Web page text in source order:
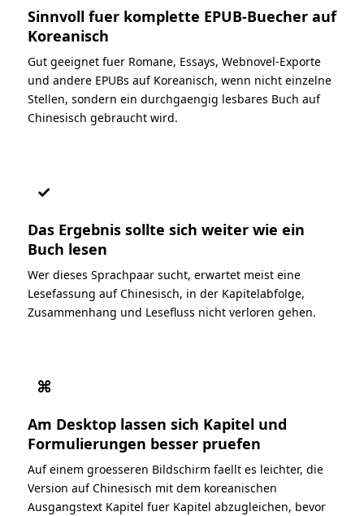
Sinnvoll fuer komplette EPUB-Buecher auf
Koreanisch
Gut geeignet fuer Romane, Essays, Webnovel-Exporte
und andere EPUBs auf Koreanisch, wenn nicht einzelne
Stellen, sondern ein durchgaengig lesbares Buch auf
Chinesisch gebraucht wird.
✓
Das Ergebnis sollte sich weiter wie ein
Buch lesen
Wer dieses Sprachpaar sucht, erwartet meist eine
Lesefassung auf Chinesisch, in der Kapitelabfolge,
Zusammenhang und Lesefluss nicht verloren gehen.
⌘
Am Desktop lassen sich Kapitel und
Formulierungen besser pruefen
Auf einem groesseren Bildschirm faellt es leichter, die
Version auf Chinesisch mit dem koreanischen
Ausgangstext Kapitel fuer Kapitel abzugleichen, bevor